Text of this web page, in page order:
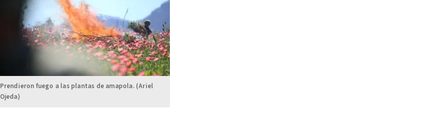
Prendieron fuego a las plantas de amapola. (Ariel
Ojeda)